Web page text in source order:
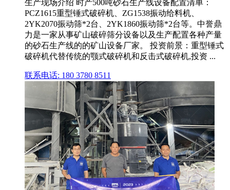
生产现场介绍 时产500吨砂石生产线设备配置清单：
PCZ1615重型锤式破碎机、ZG1538振动给料机、
2YK2070振动筛*2台、2YK1860振动筛*2台等。中誉鼎
力是一家从事矿山破碎筛分设备以及生产配置各种产量
的砂石生产线的的矿山设备厂家。 投资前景：重型锤式
破碎机代替传统的颚式破碎机和反击式破碎机,投资 ...
联系电话: 180 3780 8511